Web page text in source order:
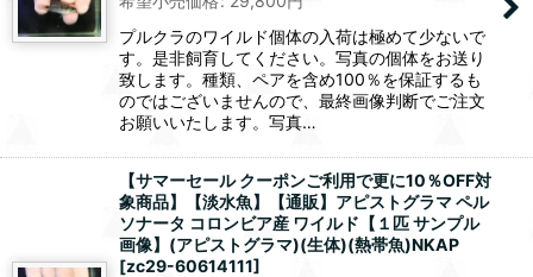
プルクラのワイルド個体の入荷は極めて少ないで
す。是非飼育してください。写真の個体をお送り
致します。種類、ペアを含め100％を保証するも
のではございませんので、最終画像判断でご注文
お願いいたします。写真…
【サマーセール クーポンご利用で更に10％OFF対
象商品】【淡水魚】【通販】アピストグラマ ペル
ソナータ コロンビア産 ワイルド【１匹 サンプル
画像】(アピストグラマ)(生体)(熱帯魚)NKAP
[zc29-60614111]